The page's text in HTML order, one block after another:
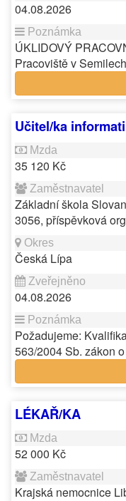
04.08.2026
ÚKLIDOVÝ
Pracoviště v
Učitel/ka
35 120 Kč
Základní škola
3056, příspěvková
Česká Lípa
04.08.2026
Požadujeme:
563/2004 Sb. zákon
LÉKAŘ/KA
52 000 Kč
Krajská nemocnice